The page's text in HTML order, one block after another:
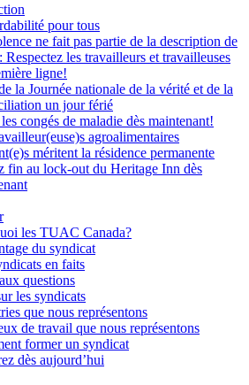
pour tous
ne fait pas partie de la description de
Respectez les travailleurs et travailleuses
ligne!
la Journée nationale de la vérité et de la
un jour férié
congés de maladie dès maintenant!
agroalimentaires
méritent la résidence permanente
fin au lock-out du Heritage Inn dès
les TUAC Canada?
du syndicat
en faits
questions
les syndicats
que nous représentons
de travail que nous représentons
former un syndicat
dès aujourd’hui